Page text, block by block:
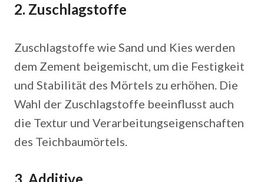
2. Zuschlagstoffe
Zuschlagstoffe wie Sand und Kies werden
dem Zement beigemischt, um die Festigkeit
und Stabilität des Mörtels zu erhöhen. Die
Wahl der Zuschlagstoffe beeinflusst auch
die Textur und Verarbeitungseigenschaften
des Teichbaumörtels.